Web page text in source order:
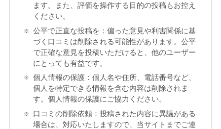
ます。また、評価を操作する目的の投稿もお控え
ください。
公平で正直な投稿を：偏った意見や利害関係に基
づく口コミは削除される可能性があります。公平
で正確な意見を投稿いただけると、他のユーザー
にとっても有益です。
個人情報の保護：個人名や住所、電話番号など、
個人を特定できる情報を含む内容は削除されま
す。個人情報の保護にご協力ください。
口コミの削除依頼：投稿された内容に異議がある
場合は、対応いたしますので、当サイトまでご連